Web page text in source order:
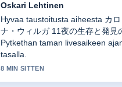
Oskari Lehtinen
Hyvaa taustoitusta aiheesta カロ
ナ・ウィルガ 11夜の生存と発見
Pytkethan taman livesaikeen
tasalla.
8 MIN SITTEN